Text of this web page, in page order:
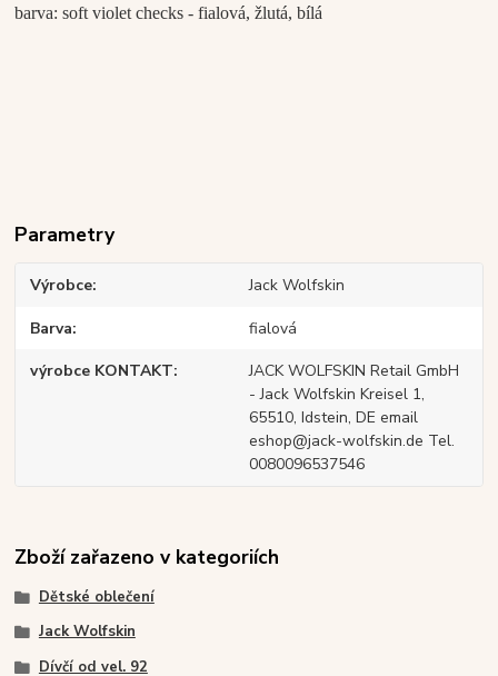
barva: soft violet checks - fialová, žlutá, bílá
Parametry
Výrobce Jack Wolfskin
Barva fialová
výrobce KONTAKT
JACK WOLFSKIN Retail GmbH
- Jack Wolfskin Kreisel 1,
65510, Idstein, DE email
eshop@jack-wolfskin.de Tel.
0080096537546
Zboží zařazeno v kategoriích
Dětské oblečení
Jack Wolfskin
Dívčí od vel. 92